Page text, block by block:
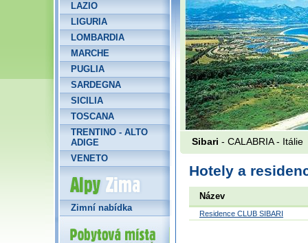
Sibari - CALABRIA - Itálie
Hotely a
Název
Residence CLUB SIBARI
LAZIO
LIGURIA
LOMBARDIA
MARCHE
PUGLIA
SARDEGNA
SICILIA
TOSCANA
TRENTINO - ALTO
ADIGE
VENETO
Alpy Zima
Zimní nabídka